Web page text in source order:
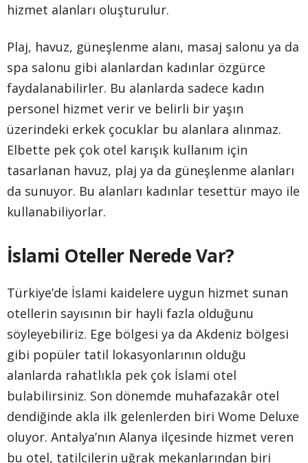
hizmet alanları oluşturulur.
Plaj, havuz, güneşlenme alanı, masaj salonu ya da
spa salonu gibi alanlardan kadınlar özgürce
faydalanabilirler. Bu alanlarda sadece kadın
personel hizmet verir ve belirli bir yaşın
üzerindeki erkek çocuklar bu alanlara alınmaz.
Elbette pek çok otel karışık kullanım için
tasarlanan havuz, plaj ya da güneşlenme alanları
da sunuyor. Bu alanları kadınlar tesettür mayo ile
kullanabiliyorlar.
İslami Oteller Nerede Var?
Türkiye’de İslami kaidelere uygun hizmet sunan
otellerin sayısının bir hayli fazla olduğunu
söyleyebiliriz. Ege bölgesi ya da Akdeniz bölgesi
gibi popüler tatil lokasyonlarının olduğu
alanlarda rahatlıkla pek çok İslami otel
bulabilirsiniz. Son dönemde muhafazakâr otel
dendiğinde akla ilk gelenlerden biri Wome Deluxe
oluyor. Antalya’nın Alanya ilçesinde hizmet veren
bu otel, tatilcilerin uğrak mekanlarından biri